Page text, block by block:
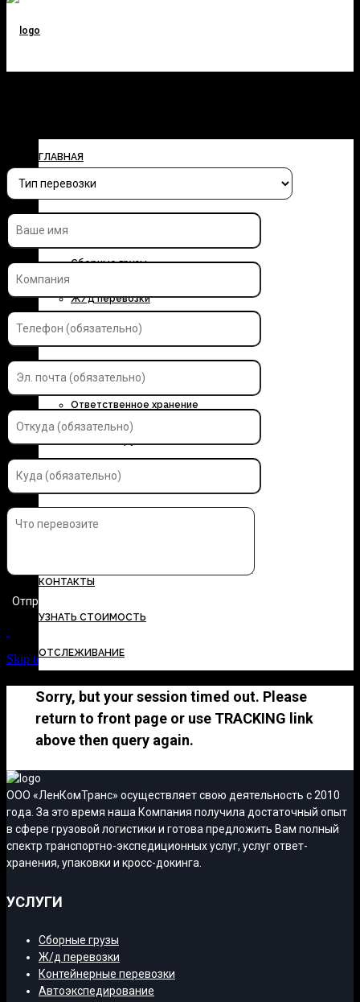
ГЛАВНАЯ
О КОМПАНИИ
УСЛУГИ
Сборные грузы
Ж/д перевозки
Контейнерные перевозки
Автоэкспедирование
Ответственное хранение
Страхование грузов
ДОКУМЕНТЫ
КОНТАКТЫ
УЗНАТЬ СТОИМОСТЬ
ОТСЛЕЖИВАНИЕ
стоимость перевозки
Skip to Content
Sorry, but your session timed out. Please
return to front page or use TRACKING link
above then query again.
ООО «ЛенКомТранс» осуществляет свою деятельность с 2010
года. За это время наша Компания получила достаточный опыт
в сфере грузовой логистики и готова предложить Вам полный
спектр транспортно-экспедиционных услуг, услуг ответ-
хранения, упаковки и кросс-докинга.
УСЛУГИ
Сборные грузы
Ж/д перевозки
Контейнерные перевозки
Автоэкспедирование